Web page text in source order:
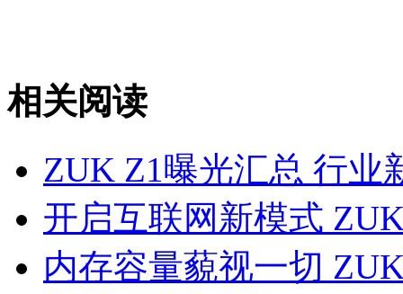
相关阅读
ZUK Z1曝光汇总 行业
开启互联网新模式
内存容量藐视一切